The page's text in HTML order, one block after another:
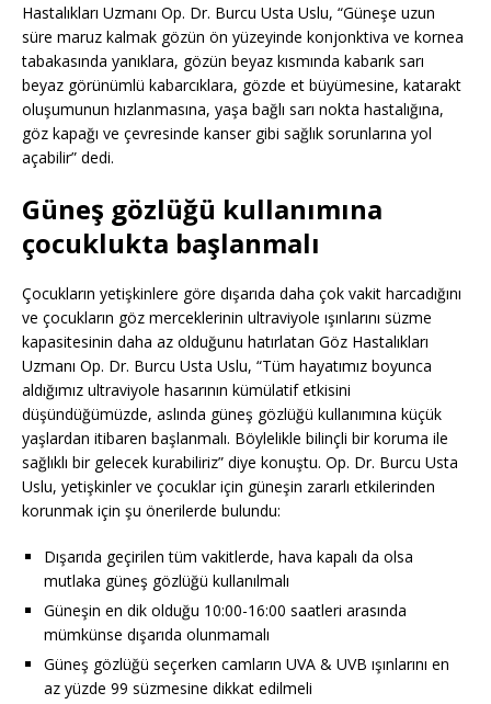
Hastalıkları Uzmanı Op. Dr. Burcu Usta Uslu, “Güneşe uzun
süre maruz kalmak gözün ön yüzeyinde konjonktiva ve kornea
tabakasında yanıklara, gözün beyaz kısmında kabarık sarı
beyaz görünümlü kabarcıklara, gözde et büyümesine, katarakt
oluşumunun hızlanmasına, yaşa bağlı sarı nokta hastalığına,
göz kapağı ve çevresinde kanser gibi sağlık sorunlarına yol
açabilir” dedi.
Güneş gözlüğü kullanımına
çocuklukta başlanmalı
Çocukların yetişkinlere göre dışarıda daha çok vakit harcadığını
ve çocukların göz merceklerinin ultraviyole ışınlarını süzme
kapasitesinin daha az olduğunu hatırlatan Göz Hastalıkları
Uzmanı Op. Dr. Burcu Usta Uslu, “Tüm hayatımız boyunca
aldığımız ultraviyole hasarının kümülatif etkisini
düşündüğümüzde, aslında güneş gözlüğü kullanımına küçük
yaşlardan itibaren başlanmalı. Böylelikle bilinçli bir koruma ile
sağlıklı bir gelecek kurabiliriz” diye konuştu. Op. Dr. Burcu Usta
Uslu, yetişkinler ve çocuklar için güneşin zararlı etkilerinden
korunmak için şu önerilerde bulundu:
Dışarıda geçirilen tüm vakitlerde, hava kapalı da olsa
mutlaka güneş gözlüğü kullanılmalı
Güneşin en dik olduğu 10:00-16:00 saatleri arasında
mümkünse dışarıda olunmamalı
Güneş gözlüğü seçerken camların UVA & UVB ışınlarını en
az yüzde 99 süzmesine dikkat edilmeli